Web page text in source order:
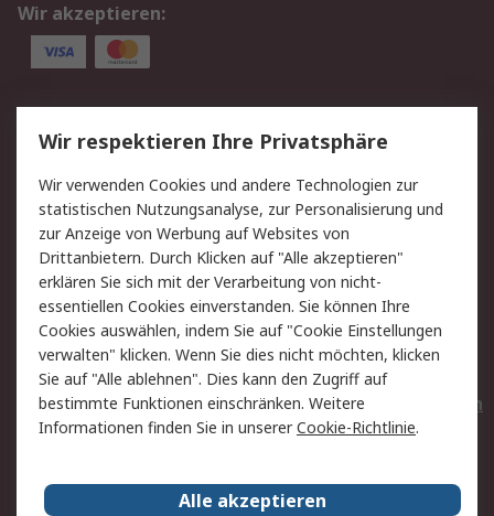
Wir akzeptieren:
Service
Value Added Services
Lieferlösungen
Rücksendungen
Kontakt
Hilfe
Privatkunden
Rechtliches
AGB
Datenschutz
Cookie-Richtlinie
Zahlungsbedingungen
Copyright/Impressum
Entsorgung
Elektrogeräte/Batterien
RS weltweit
Wir respektieren Ihre Privatsphäre
Wir verwenden Cookies und andere Technologien zur
statistischen Nutzungsanalyse, zur Personalisierung und
zur Anzeige von Werbung auf Websites von
Drittanbietern. Durch Klicken auf "Alle akzeptieren"
erklären Sie sich mit der Verarbeitung von nicht-
essentiellen Cookies einverstanden. Sie können Ihre
Cookies auswählen, indem Sie auf "Cookie Einstellungen
verwalten" klicken. Wenn Sie dies nicht möchten, klicken
Sie auf "Alle ablehnen". Dies kann den Zugriff auf
bestimmte Funktionen einschränken. Weitere
Informationen finden Sie in unsererCookie-Richtlinie.
Alle akzeptieren